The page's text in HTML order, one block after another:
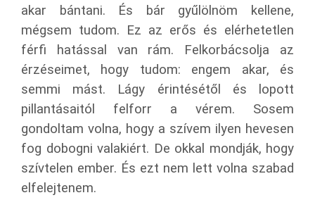
akar bántani. És bár gyűlölnöm kellene,
mégsem tudom. Ez az erős és elérhetetlen
férfi hatással van rám. Felkorbácsolja az
érzéseimet, hogy tudom: engem akar, és
semmi mást. Lágy érintésétől és lopott
pillantásaitól felforr a vérem. Sosem
gondoltam volna, hogy a szívem ilyen hevesen
fog dobogni valakiért. De okkal mondják, hogy
szívtelen ember. És ezt nem lett volna szabad
elfelejtenem.